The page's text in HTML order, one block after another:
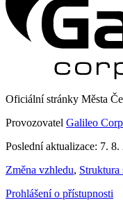
Oficiální stránky Města
Provozovatel Galileo
Poslední aktualizace: 7. 8.
Změna vzhledu, Struktura
Prohlášení o přístupnosti